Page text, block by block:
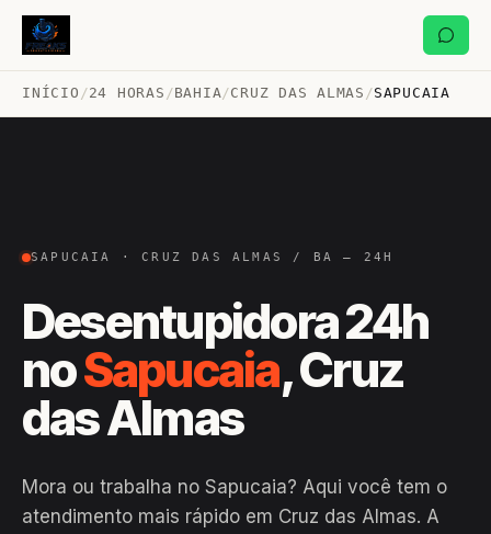
INÍCIO /24 HORAS /BAHIA/CRUZ DAS ALMAS /SAPUCAIA
SAPUCAIA · CRUZ DAS ALMAS / BA — 24H
Desentupidora 24h
noSapucaia, Cruz
das Almas
Mora ou trabalha no Sapucaia? Aqui você tem o
atendimento mais rápido em Cruz das Almas. A